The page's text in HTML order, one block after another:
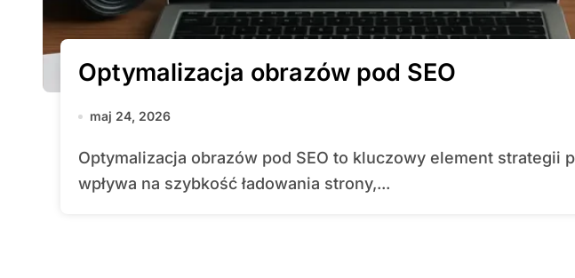
Optymalizacja obrazów pod SEO
maj 24, 2026
Optymalizacja obrazów pod SEO to kluczowy element strategii pozycjonowania, który
wpływa na szybkość ładowania strony,...